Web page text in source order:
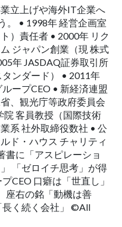
立上げや海外IT企業へ
。 • 1998年 経営企画室
）責任者 • 2000年 リク
ジャパン創業（現 株式
年 JASDAQ証券取引所
タンダード） • 2011年
ープCEO • 新経済連盟
、観光庁等政府委員会
客員教授（国際技術
系 社外取締役数社 • 公
ド・ハウス チャリティ
書に「アスピレーショ
「ゼロイチ思考」が得
CEO 口癖は「世直し」
座右の銘「動機は善
長く続く会社」 ©All